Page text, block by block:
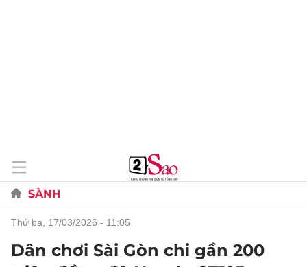
SÀNH
thứ ba, 17/03/2026 - 11:05
Dân chơi Sài Gòn chi gần 200